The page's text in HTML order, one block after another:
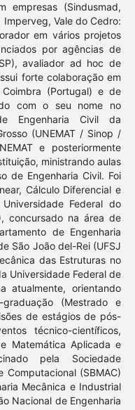
empresas (Sindusmad,
Imperveg, Vale do Cedro:
em vários projetos
por agências de
avaliador ad hoc de
forte colaboração em
(Portugal) e de
com o seu nome no
Engenharia Civil da
(UNEMAT / Sinop /
e posteriormente
ministrando aulas
de Engenharia Civil. Foi
Cálculo Diferencial e
Federal do
concursado na área de
de Engenharia
São João del-Rei (UFSJ
das Estruturas no
Universidade Federal de
atualmente, orientando
(Mestrado e
de estágios de pós-
técnico-científicos,
Matemática Aplicada e
pela Sociedade
(SBMAC)
Mecânica e Industrial
Nacional de Engenharia